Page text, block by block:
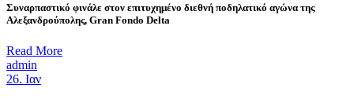
Συναρπαστικό φινάλε στον επιτυχημένο διεθνή ποδηλατικό αγώνα της
Αλεξανδρούπολης, Gran Fondo Delta
Read More
admin
26. Ιαν